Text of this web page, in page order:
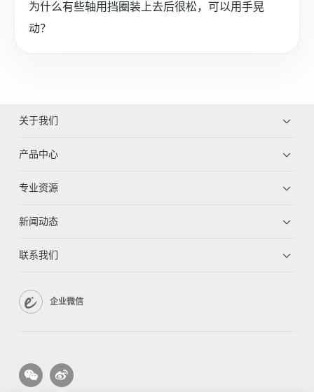
为什么有些轴用挡圈装上去后很松，可以用手晃
动？
关于我们
产品中心
专业资源
新闻动态
联系我们
企业微信